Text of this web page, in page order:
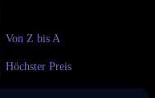
Von Z bis A
Höchster Preis